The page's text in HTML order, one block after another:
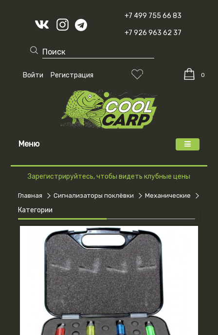
+7 499 755 66 83
+7 926 963 62 37
Войти Регистрация 0
Меню
Зарегистрируйтесь, чтобы видеть клубные цены
Главная Сигнализаторы поклёвки Механические
Категории